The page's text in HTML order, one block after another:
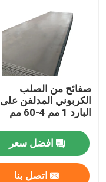
صفائح من الصلب
الكربوني المدلفن على
البارد 1 مم 4-60 مم
افضل سعر
اتصل بنا